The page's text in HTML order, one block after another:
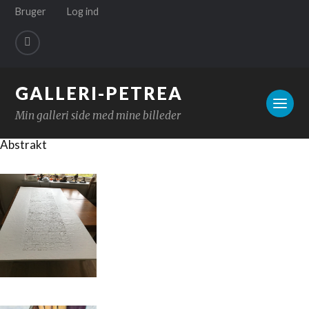
Bruger Log ind
GALLERI-PETREA
Min galleri side med mine billeder
Abstrakt